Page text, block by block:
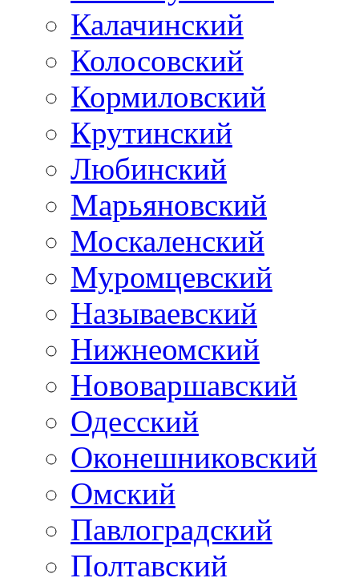
Калачинский
Колосовский
Кормиловский
Крутинский
Любинский
Марьяновский
Москаленский
Муромцевский
Называевский
Нижнеомский
Нововаршавский
Одесский
Оконешниковский
Омский
Павлоградский
Полтавский